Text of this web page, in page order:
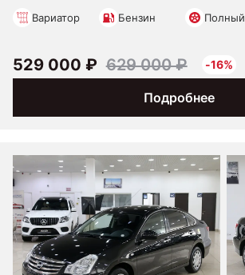
Вариатор Бензин Полный
Подробнее
529 000 ₽ 629 000 ₽ -16%